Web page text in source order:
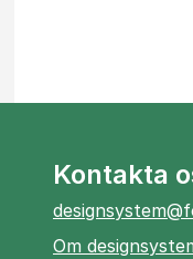
Kontakta
Om